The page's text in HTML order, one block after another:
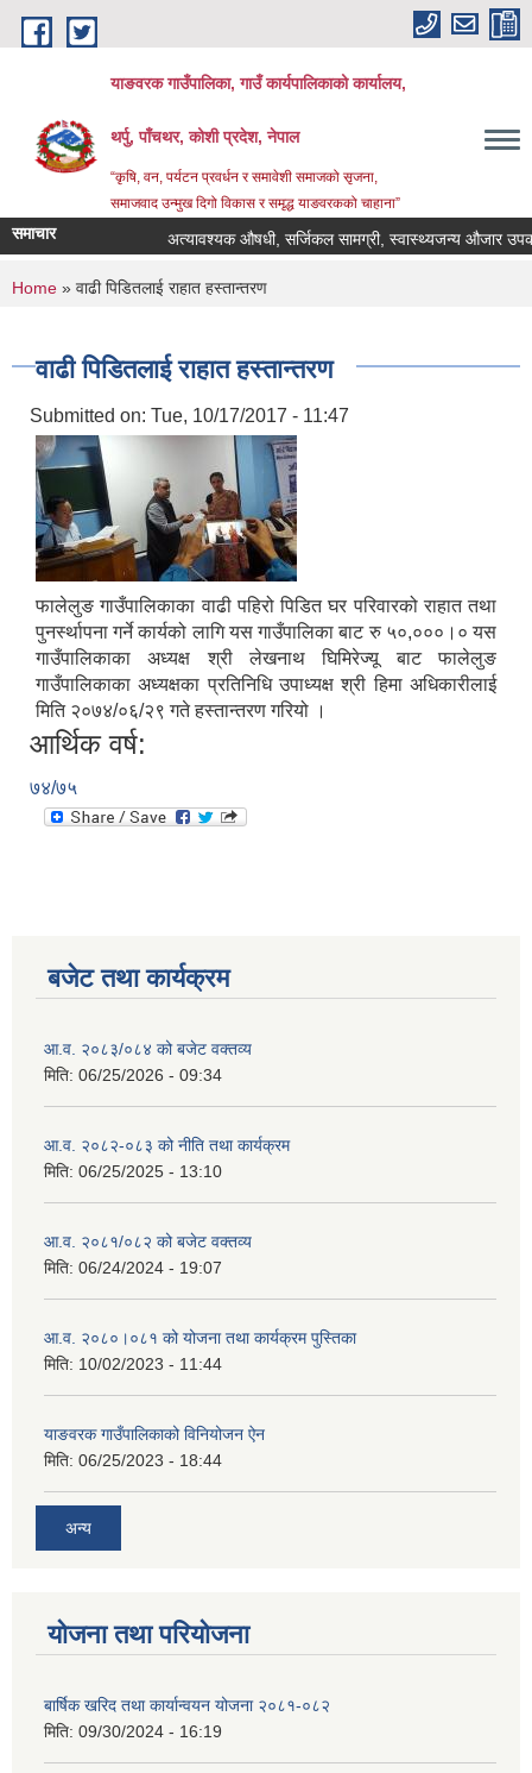
Skip to main content
याङवरक गाउँपालिका, गाउँ कार्यपालिकाको कार्यालय,
थर्पु, पाँचथर, कोशी प्रदेश, नेपाल
“कृषि, वन, पर्यटन प्रवर्धन र समावेशी समाजको सृजना,
समाजवाद उन्मुख दिगो विकास र समृद्ध याङवरकको चाहाना”
समाचार अत्यावश्यक औषधी, सर्जिकल सामग्री, स्वास्थ्यजन्य औजार
You are here
Home » वाढी पिडितलाई राहात हस्तान्तरण
वाढी पिडितलाई राहात हस्तान्तरण
Submitted on: Tue, 10/17/2017 - 11:47
फालेलुङ गाउँपालिकाका वाढी पहिरो पिडित घर परिवारको राहात तथा
पुनर्स्थापना गर्ने कार्यको लागि यस गाउँपालिका बाट रु ५०,०००।० यस
गाउँपालिकाका अध्यक्ष श्री लेखनाथ घिमिरेज्यू बाट फालेलुङ
गाउँपालिकाका अध्यक्षका प्रतिनिधि उपाध्यक्ष श्री हिमा अधिकारीलाई
मिति २०७४/०६/२९ गते हस्तान्तरण गरियो ।
आर्थिक वर्ष:
७४/७५
बजेट तथा कार्यक्रम
आ.व. २०८३/०८४ को बजेट वक्तव्य
मिति: 06/25/2026 - 09:34
आ.व. २०८२-०८३ को नीति तथा कार्यक्रम
मिति: 06/25/2025 - 13:10
आ.व. २०८१/०८२ को बजेट वक्तव्य
मिति: 06/24/2024 - 19:07
आ.व. २०८०।०८१ को योजना तथा कार्यक्रम पुस्तिका
मिति: 10/02/2023 - 11:44
याङवरक गाउँपालिकाको विनियोजन ऐन
मिति: 06/25/2023 - 18:44
अन्य
योजना तथा परियोजना
बार्षिक खरिद तथा कार्यान्वयन योजना २०८१-०८२
मिति: 09/30/2024 - 16:19